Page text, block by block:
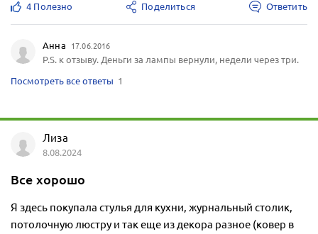
4 Полезно Поделиться Ответить
Анна 17.06.2016
P.S. к отзыву. Деньги за лампы вернули, недели через три.
Посмотреть все ответы 1
Лиза
8.08.2024
Все хорошо
Я здесь покупала стулья для кухни, журнальный столик,
потолочную люстру и так еще из декора разное (ковер в